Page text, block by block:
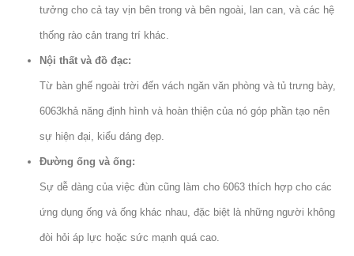
tưởng cho cả tay vịn bên trong và bên ngoài, lan can, và các hệ
thống rào cản trang trí khác.
Nội thất và đồ đạc:
Từ bàn ghế ngoài trời đến vách ngăn văn phòng và tủ trưng bày,
6063khả năng định hình và hoàn thiện của nó góp phần tạo nên
sự hiện đại, kiểu dáng đẹp.
Đường ống và ống:
Sự dễ dàng của việc đùn cũng làm cho 6063 thích hợp cho các
ứng dụng ống và ống khác nhau, đặc biệt là những người không
đòi hỏi áp lực hoặc sức mạnh quá cao.